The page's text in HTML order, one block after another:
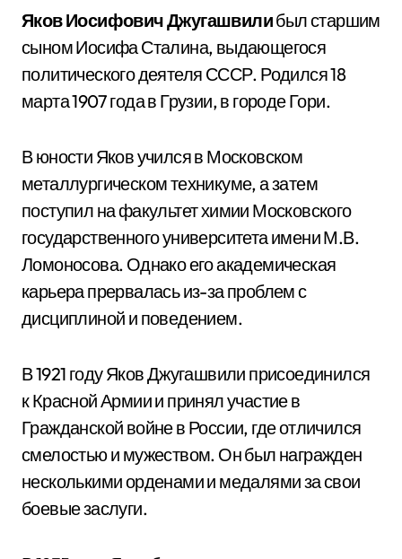
Яков Иосифович Джугашвилибыл старшим
сыном Иосифа Сталина, выдающегося
политического деятеля СССР. Родился 18
марта 1907 года в Грузии, в городе Гори.
В юности Яков учился в Московском
металлургическом техникуме, а затем
поступил на факультет химии Московского
государственного университета имени М.В.
Ломоносова. Однако его академическая
карьера прервалась из-за проблем с
дисциплиной и поведением.
В 1921 году Яков Джугашвили присоединился
к Красной Армии и принял участие в
Гражданской войне в России, где отличился
смелостью и мужеством. Он был награжден
несколькими орденами и медалями за свои
боевые заслуги.